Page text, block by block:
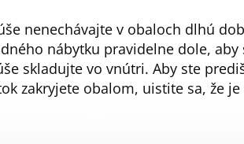
nenechávajte v obaloch dlhú
nábytku pravidelne dole,
skladujte vo vnútri. Aby ste
zakryjete obalom, uistite sa, že